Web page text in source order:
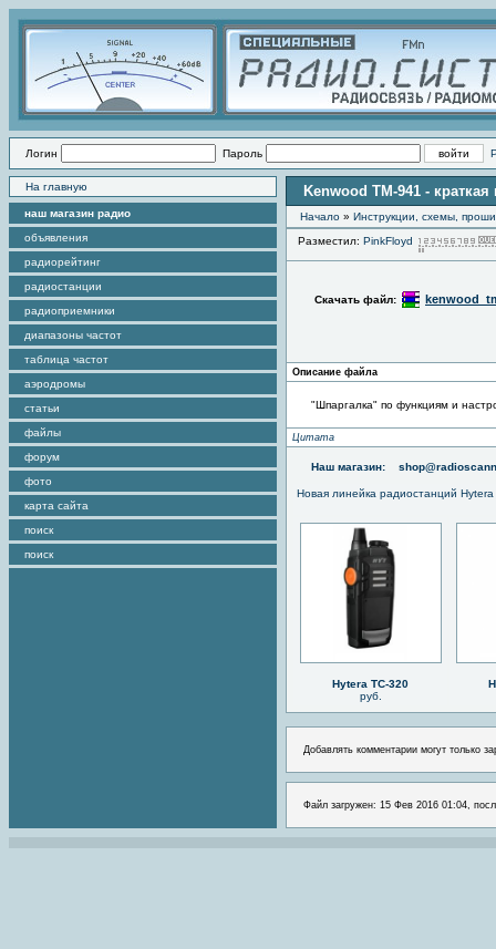
Логин Пароль
На главную
наш магазин радио
объявления
радиорейтинг
радиостанции
радиоприемники
диапазоны частот
таблица частот
аэродромы
статьи
файлы
форум
фото
карта сайта
поиск
поиск
Kenwood TM-941 -
Начало » Инструкции, схемы,
Разместил: PinkFloyd
Скачать файл:
Описание файла
"Шпаргалка" по функциям и
Цитата
Наш магазин:
Новая линейка радиостанций
Hytera TC-320
руб.
Добавлять комментарии могут только
Файл загружен: 15 Фев 2016 01:04,